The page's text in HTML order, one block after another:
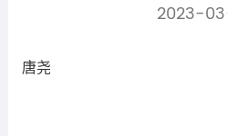
2023-
唐尧